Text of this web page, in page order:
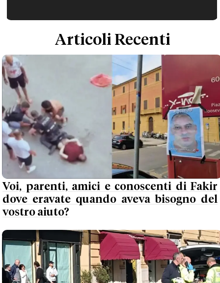
Articoli Recenti
Voi, parenti, amici e conoscenti di Fakir
dove eravate quando aveva bisogno del
vostro aiuto?